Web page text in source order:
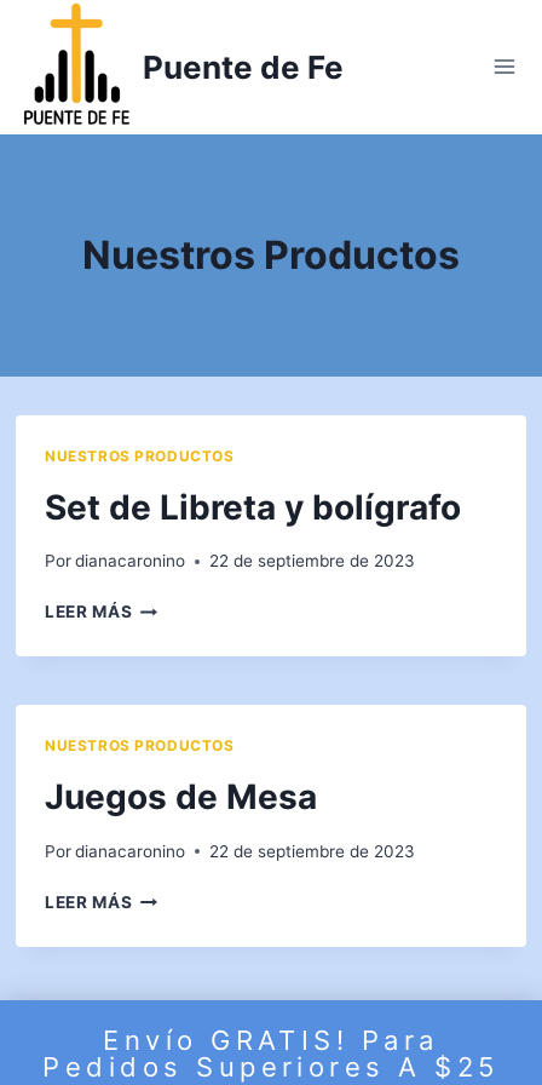
Saltar
contenido
Puente de Fe
Nuestros Productos
NUESTROS PRODUCTOS
Set de Libreta y bolígrafo
Pordianacaronino 22 de septiembre de 2023
LEER MÁS SET
LIBRETA
BOLÍGRAFO
NUESTROS PRODUCTOS
Juegos de Mesa
Pordianacaronino 22 de septiembre de 2023
LEER MÁS JUEGOS
MESA
© 2026 Puente de Fe - Tema para WordPress por
Envío GRATIS! Para
Pedidos Superiores A $25